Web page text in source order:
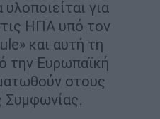
για
ΗΠΑ υπό τον
και αυτή τη
την Ευρωπαϊκή
στους
Συμφωνίας.